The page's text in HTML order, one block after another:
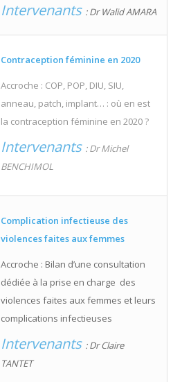
Intervenants : Dr Walid AMARA
Contraception féminine en 2020
Accroche : COP, POP, DIU, SIU,
anneau, patch, implant… : où en est
la contraception féminine en 2020 ?
Intervenants : Dr Michel
BENCHIMOL
Complication infectieuse des
violences faites aux femmes
Accroche : Bilan d’une consultation
dédiée à la prise en charge des
violences faites aux femmes et leurs
complications infectieuses
Intervenants : Dr Claire
TANTET